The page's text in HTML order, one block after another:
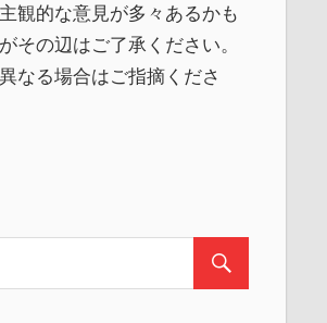
観的な意見が多々あるかも
その辺はご了承ください。
なる場合はご指摘くださ